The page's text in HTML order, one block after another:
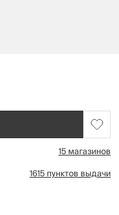
15 магазинов
1615 пунктов выдачи